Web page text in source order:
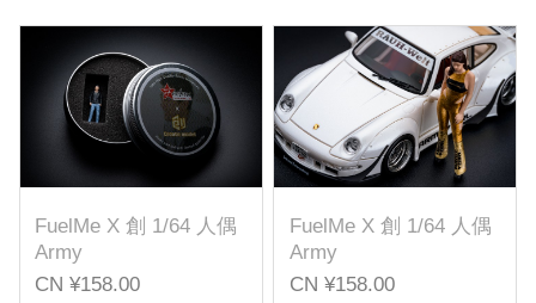
FuelMe X 創 1/64 人偶
Army
CN ¥158.00
FuelMe X 創 1/64 人偶
Army
CN ¥158.00